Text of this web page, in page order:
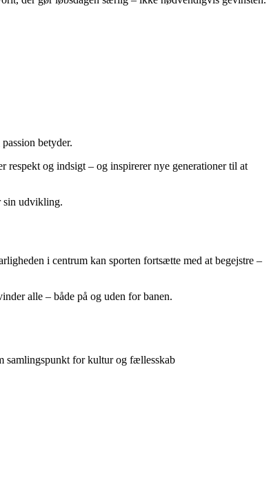
betyder.
respekt og indsigt – og inspirerer nye generationer til at
sin udvikling.
i centrum kan sporten fortsætte med at begejstre –
alle – både på og uden for banen.
samlingspunkt for kultur og fællesskab